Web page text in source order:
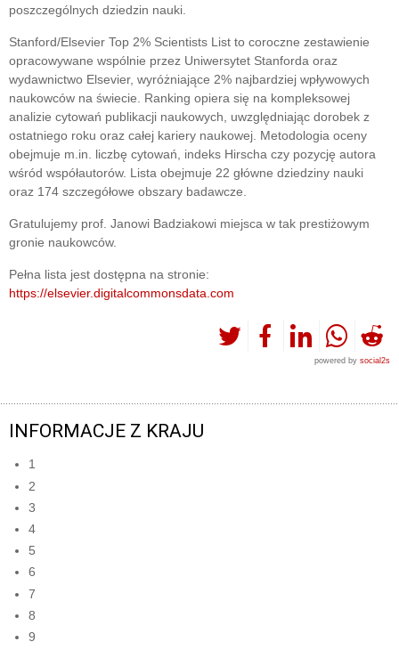
poszczególnych dziedzin nauki.
Stanford/Elsevier Top 2% Scientists List to coroczne zestawienie
opracowywane wspólnie przez Uniwersytet Stanforda oraz
wydawnictwo Elsevier, wyróżniające 2% najbardziej wpływowych
naukowców na świecie. Ranking opiera się na kompleksowej
analizie cytowań publikacji naukowych, uwzględniając dorobek z
ostatniego roku oraz całej kariery naukowej. Metodologia oceny
obejmuje m.in. liczbę cytowań, indeks Hirscha czy pozycję autora
wśród współautorów. Lista obejmuje 22 główne dziedziny nauki
oraz 174 szczegółowe obszary badawcze.
Gratulujemy prof. Janowi Badziakowi miejsca w tak prestiżowym
gronie naukowców.
Pełna lista jest dostępna na stronie:
https://elsevier.digitalcommonsdata.com
powered by social2s
INFORMACJE Z KRAJU
1
2
3
4
5
6
7
8
9